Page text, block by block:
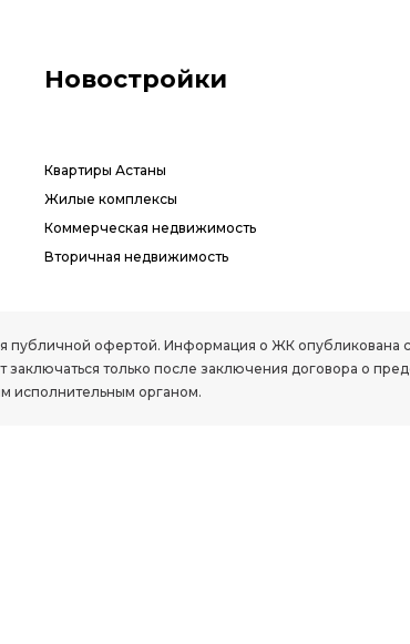
Новостройки
Квартиры Астаны
Жилые комплексы
Коммерческая недвижимость
Вторичная недвижимость
публичной офертой. Информация о ЖК
только после заключения договора о
исполнительным органом.